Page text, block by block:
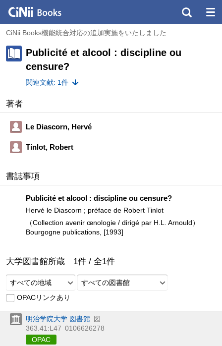
CiNii Books機能統合対応の追加実施をいたしました
Publicité et alcool : discipline ou
censure?
関連文献: 1件
著者
Le Diascorn, Hervé
Tinlot, Robert
書誌事項
Publicité et alcool : discipline ou censure?
Hervé le Diascorn ; préface de Robert Tinlot
（Collection avenir œnologie / dirigé par H.L. Arnould）
Bourgogne publications, [1993]
大学図書館所蔵 1件 / 全1件
すべての地域
すべての図書館
OPACリンクあり
明治学院大学 図書館 図
363.41:L47 0106626278
OPAC